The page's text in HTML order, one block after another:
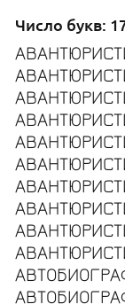
Число букв: